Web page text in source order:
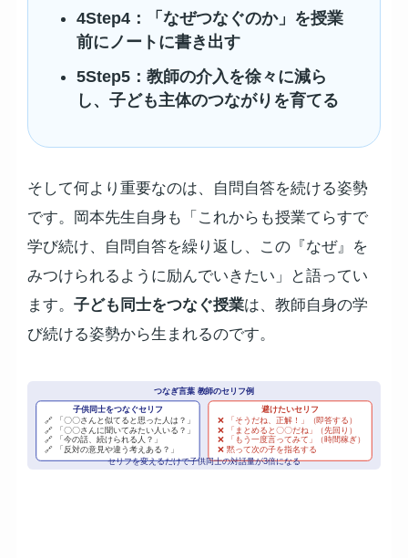
4Step4：
「なぜつなぐのか」を授業
前にノートに書き出す
5Step5： 教師の介入を徐々に減ら
し、子ども主体のつながりを育てる
そして何より重要なのは、自問自答を続ける姿勢
です。岡本先生自身も「これからも授業てらすで
学び続け、自問自答を繰り返し、この『なぜ』を
みつけられるように励んでいきたい」と語ってい
ます。 子ども同士をつなぐ授業は、教師自身の学
び続ける姿勢から生まれるのです。
つなぎ言葉 教師のセリフ例
子供同士をつなぐセリフ
🔗 「〇〇さんと似てると思った人は？」
🔗 「〇〇さんに聞いてみたい人いる？」
🔗 「今の話、続けられる人？」
🔗 「反対の意見や違う考えある？」
避けたいセリフ
❌ 「そうだね、正解！」（即答する）
❌ 「まとめると〇〇だね」（先回り）
❌ 「もう一度言ってみて」（時間稼ぎ）
❌ 黙って次の子を指名する
セリフを変えるだけで子供同士の対話量が3倍になる